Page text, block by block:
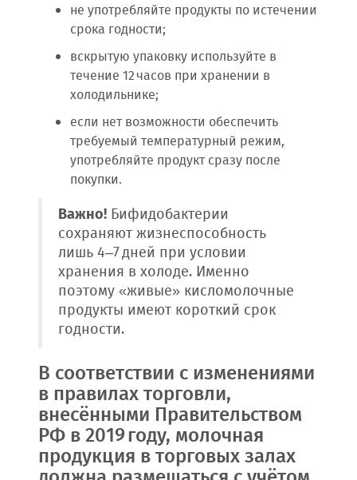
не употребляйте продукты по истечении
срока годности;
вскрытую упаковку используйте в
течение 12 часов при хранении в
холодильнике;
если нет возможности обеспечить
требуемый температурный режим,
употребляйте продукт сразу после
покупки.
Важно! Бифидобактерии
сохраняют жизнеспособность
лишь 4–7 дней при условии
хранения в холоде. Именно
поэтому «живые» кисломолочные
продукты имеют короткий срок
годности.
В соответствии с изменениями
в правилах торговли,
внесёнными Правительством
РФ в 2019 году, молочная
продукция в торговых залах